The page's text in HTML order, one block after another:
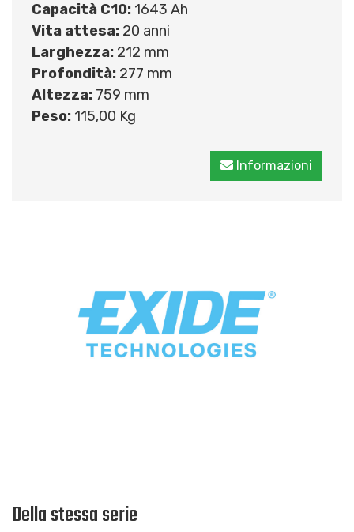
Capacità C10: 1643 Ah
Vita attesa: 20 anni
Larghezza: 212 mm
Profondità: 277 mm
Altezza: 759 mm
Peso: 115,00 Kg
Informazioni
Della stessa serie